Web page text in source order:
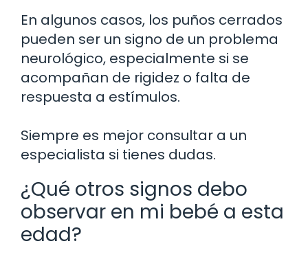
En algunos casos, los puños cerrados
pueden ser un signo de un problema
neurológico, especialmente si se
acompañan de rigidez o falta de
respuesta a estímulos.
Siempre es mejor consultar a un
especialista si tienes dudas.
¿Qué otros signos debo
observar en mi bebé a esta
edad?